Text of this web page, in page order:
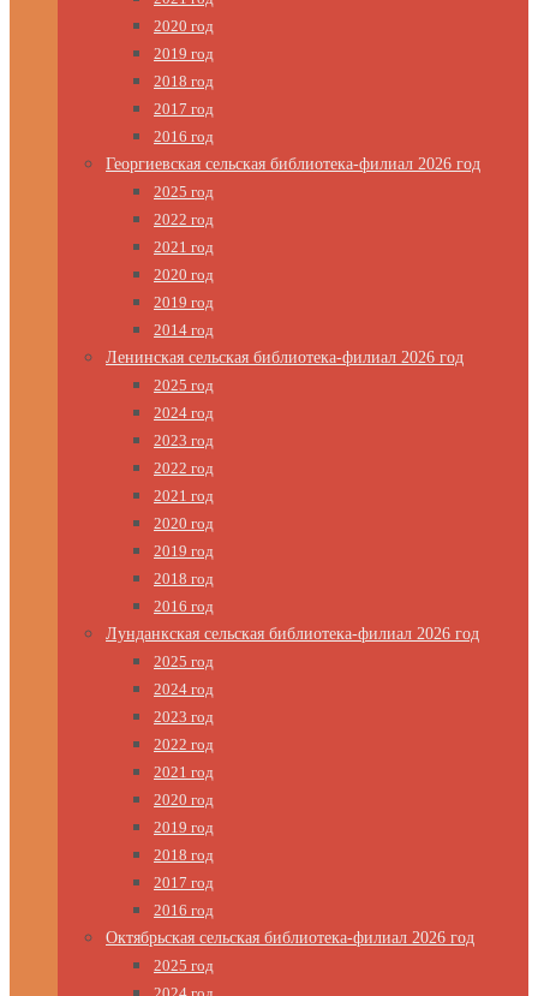
2020 год
2019 год
2018 год
2017 год
2016 год
Георгиевская сельская библиотека-филиал 2026 год
2025 год
2022 год
2021 год
2020 год
2019 год
2014 год
Ленинская сельская библиотека-филиал 2026 год
2025 год
2024 год
2023 год
2022 год
2021 год
2020 год
2019 год
2018 год
2016 год
Лунданкская сельская библиотека-филиал 2026 год
2025 год
2024 год
2023 год
2022 год
2021 год
2020 год
2019 год
2018 год
2017 год
2016 год
Октябрьская сельская библиотека-филиал 2026 год
2025 год